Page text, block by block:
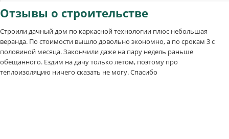
Отзывы о строительстве
Строили дачный дом по каркасной технологии плюс небольшая
веранда. По стоимости вышло довольно экономно, а по срокам 3 с
половиной месяца. Закончили даже на пару недель раньше
обещанного. Ездим на дачу только летом, поэтому про
теплоизоляцию ничего сказать не могу. Спасибо